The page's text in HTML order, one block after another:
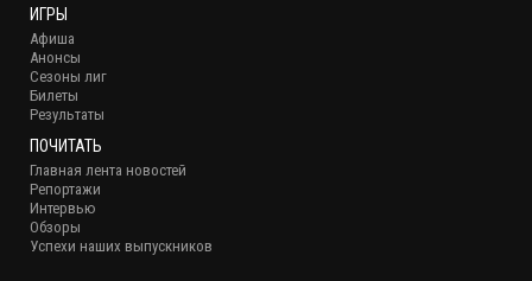
ИГРЫ
Афиша
Анонсы
Сезоны лиг
Билеты
Результаты
ПОЧИТАТЬ
Главная лента новостей
Репортажи
Интервью
Обзоры
Успехи наших выпускников